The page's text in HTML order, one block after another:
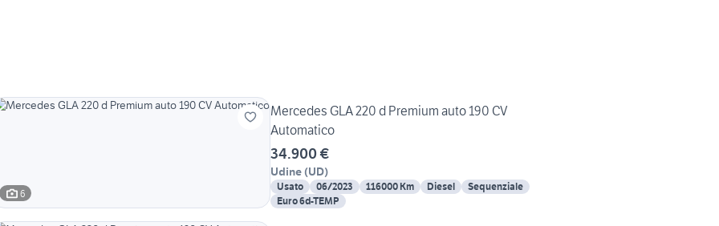
6
Mercedes GLA 220 d Premium auto 190 CV
Automatico
34.900 €
Udine (UD)
Usato 06/2023 116000 Km Diesel
Sequenziale
Euro 6d-TEMP